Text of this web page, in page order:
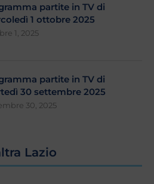
partite in TV di
1 ottobre 2025
1, 2025
partite in TV di
30 settembre 2025
30, 2025
Lazio